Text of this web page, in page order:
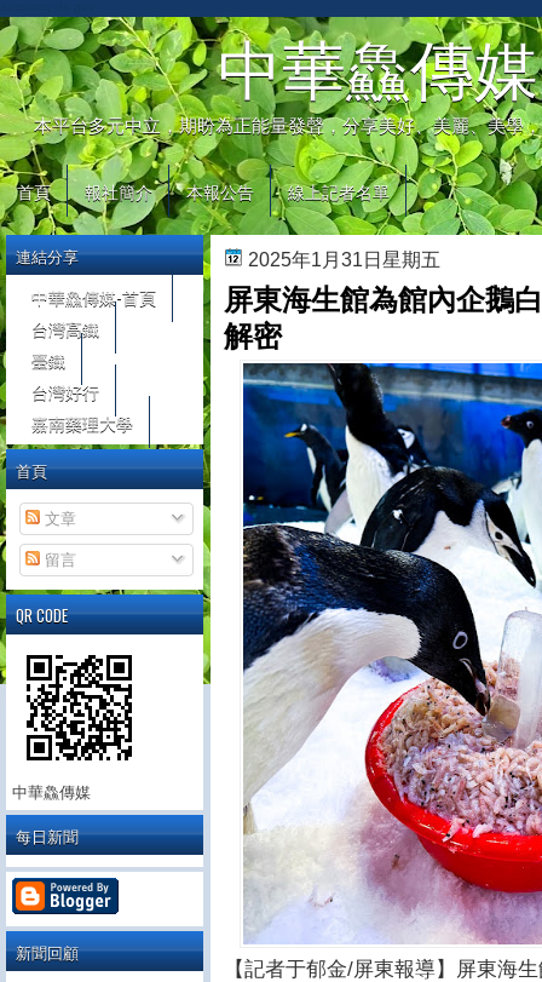
中華鱻傳媒
本平台多元中立，期盼為正能量發聲，分享美好、美麗、美學
首頁 報社簡介 本報公告 線上記者名單
2025年1月31日星期五
屏東海生館為館內企鵝
解密
【記者于郁金/屏東報導】屏東海
連結分享
中華鱻傳媒-首頁
台灣高鐵
臺鐵
台灣好行
嘉南藥理大學
首頁
文章
留言
QR CODE
中華鱻傳媒
每日新聞
新聞回顧